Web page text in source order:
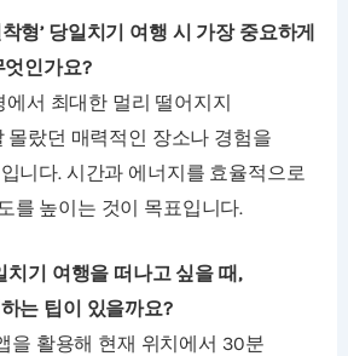
착형’ 당일치기 여행 시 가장 중요하게
엇인가요?
에서 최대한 멀리 떨어지지
몰랐던 매력적인 장소나 경험을
니다. 시간과 에너지를 효율적으로
를 높이는 것이 목표입니다.
치기 여행을 떠나고 싶을 때,
는 팁이 있을까요?
을 활용해 현재 위치에서 30분